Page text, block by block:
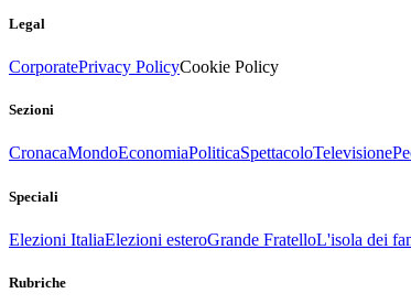
Legal
CorporatePrivacy PolicyCookie Policy
Sezioni
CronacaMondoEconomiaPoliticaSpettacoloTelevisione
Speciali
Elezioni ItaliaElezioni esteroGrande FratelloL'isola dei
Rubriche